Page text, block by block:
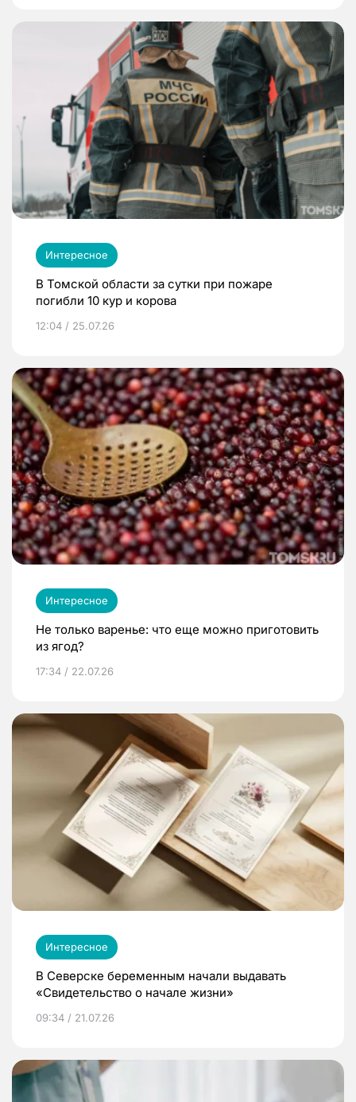
Интересное
В Томской области за сутки при пожаре
погибли 10 кур и корова
12:04 / 25.07.26
Интересное
Не только варенье: что еще можно приготовить
из ягод?
17:34 / 22.07.26
Интересное
В Северске беременным начали выдавать
«Свидетельство о начале жизни»
09:34 / 21.07.26